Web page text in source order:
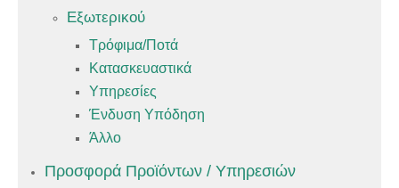
Εξωτερικού
Τρόφιμα/Ποτά
Κατασκευαστικά
Υπηρεσίες
Ένδυση Υπόδηση
Άλλο
Προσφορά Προϊόντων / Υπηρεσιών